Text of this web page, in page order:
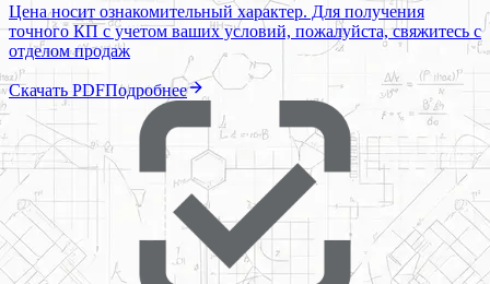
Цена носит ознакомительный характер. Для получения
точного КП с учетом ваших условий, пожалуйста, свяжитесь с
отделом продаж
Скачать PDFПодробнее